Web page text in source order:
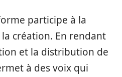
participe à la
la création. En rendant
et la distribution de
à des voix qui